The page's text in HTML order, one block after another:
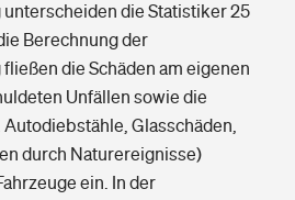
die Statistiker 25
Berechnung der
die Schäden am eigenen
Unfällen sowie die
Glasschäden,
durch Naturereignisse)
ein. In der